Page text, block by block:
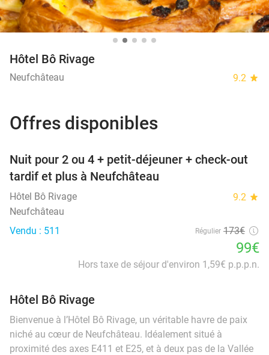
Hôtel Bô Rivage
Neufchâteau 9.2 star
Offres disponibles
Nuit pour 2 ou 4 + petit-déjeuner + check-out
tardif et plus à Neufchâteau
Hôtel Bô Rivage 9.2 star
Neufchâteau
Vendu : 511
Régulier 173€
99€
Hors taxe de séjour d'environ 1,59€ p.p.p.n.
Hôtel Bô Rivage
Bienvenue à l’Hôtel Bô Rivage, un véritable havre de paix
niché au cœur de Neufchâteau. Idéalement situé à
proximité des axes E411 et E25, et à deux pas de la Vallée